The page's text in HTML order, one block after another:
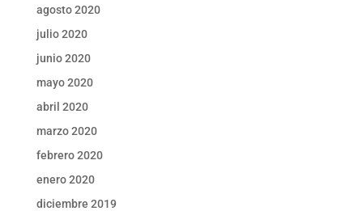
agosto 2020
julio 2020
junio 2020
mayo 2020
abril 2020
marzo 2020
febrero 2020
enero 2020
diciembre 2019